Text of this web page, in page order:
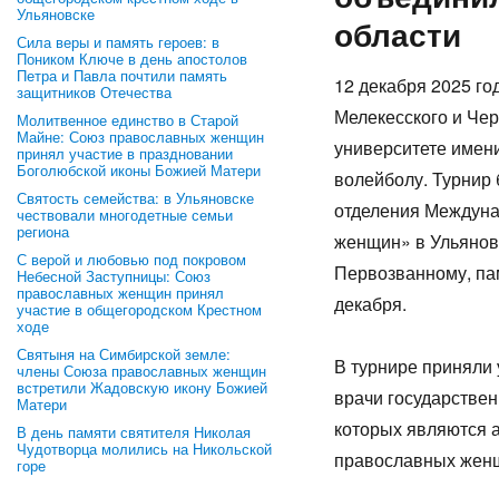
Ульяновске
Сила веры и память героев: в
Поником Ключе в день апостолов
Петра и Павла почтили память
защитников Отечества
Молитвенное единство в Старой
Майне: Союз православных женщин
принял участие в праздновании
Боголюбской иконы Божией Матери
Святость семейства: в Ульяновске
чествовали многодетные семьи
региона
С верой и любовью под покровом
Небесной Заступницы: Союз
православных женщин принял
участие в общегородском Крестном
ходе
Святыня на Симбирской земле:
члены Союза православных женщин
встретили Жадовскую икону Божией
Матери
В день памяти святителя Николая
Чудотворца молились на Никольской
горе
области
12 декабря 2025
Мелекесского и
университете
волейболу. Турнир
отделения
женщин» в
Первозванному,
декабря.
В турнире
врачи
которых являются
православных